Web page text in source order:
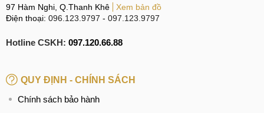
97 Hàm Nghi, Q.Thanh Khê
Xem bản đồ
Điện thoại: 096.123.9797 - 097.123.9797
Hotline CSKH: 097.120.66.88
QUY ĐỊNH - CHÍNH SÁCH
Chính sách bảo hành